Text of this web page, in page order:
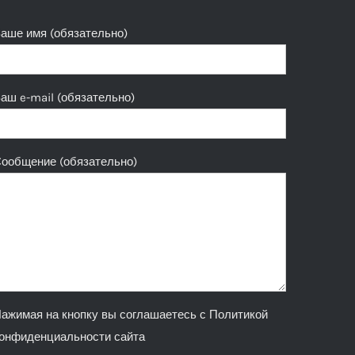
имя (обязательно)
e-mail (обязательно)
(обязательно)
на кнопку вы соглашаетесь с Политикой
сайта